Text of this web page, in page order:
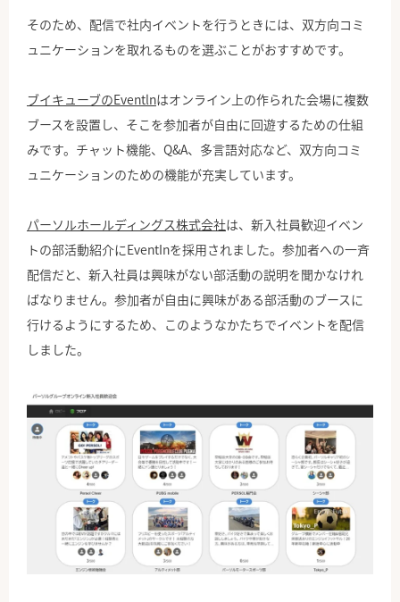
そのため、配信で社内イベントを行うときには、双方向コミ
ュニケーションを取れるものを選ぶことがおすすめです。
ブイキューブのEventlnはオンライン上の作られた会場に複数
ブースを設置し、そこを参加者が自由に回遊するための仕組
みです。チャット機能、Q&A、多言語対応など、双方向コミ
ュニケーションのための機能が充実しています。
パーソルホールディングス株式会社は、新入社員歓迎イベン
トの部活動紹介にEventInを採用されました。参加者への一斉
配信だと、新入社員は興味がない部活動の説明を聞かなけれ
ばなりません。参加者が自由に興味がある部活動のブースに
行けるようにするため、このようなかたちでイベントを配信
しました。